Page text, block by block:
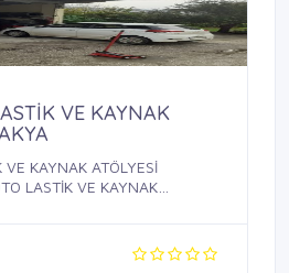
VE KAYNAK
KAYNAK ATÖLYESİ
LASTİK VE KAYNAK